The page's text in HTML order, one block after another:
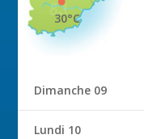
30°C
Dimanche 09
Lundi 10